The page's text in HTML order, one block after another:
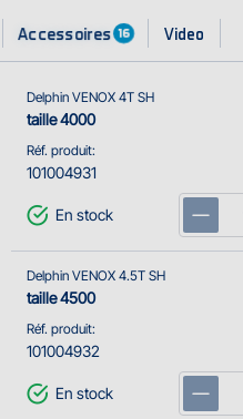
Accessoires 16 Video
Réf. produit:
101004931
Delphin VENOX 4T SH
taille 4000
En stock
Réf. produit:
101004932
Delphin VENOX 4.5T SH
taille 4500
En stock